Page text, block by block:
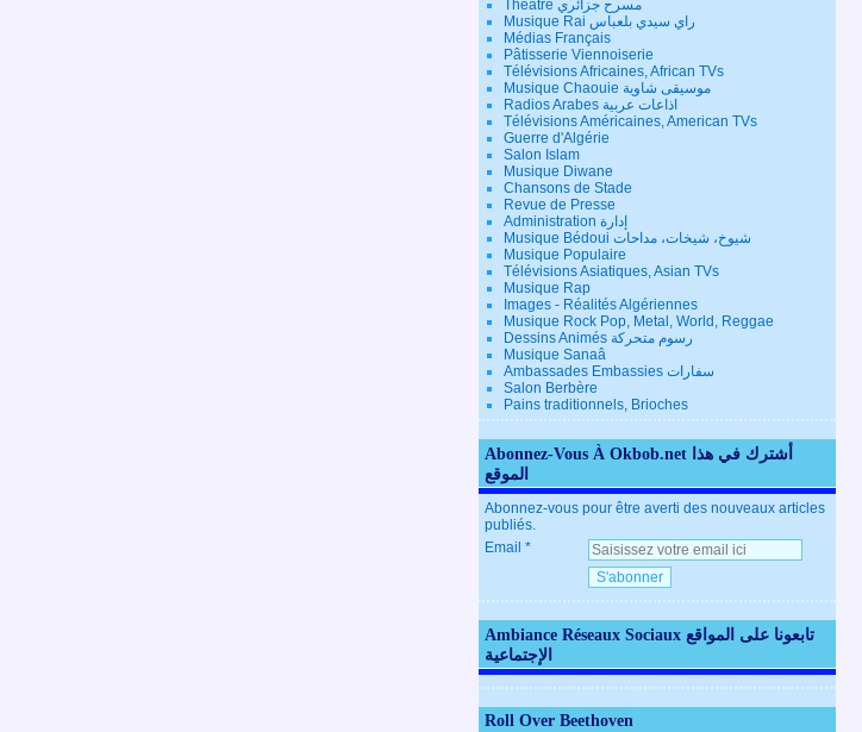
Théâtre مسرح جزائري
Musique Rai راي سيدي بلعباس
Médias Français
Pâtisserie Viennoiserie
Télévisions Africaines, African TVs
Musique Chaouie موسيقى شاوية
Radios Arabes اذاعات عربية
Télévisions Américaines, American TVs
Guerre d'Algérie
Salon Islam
Musique Diwane
Chansons de Stade
Revue de Presse
Administration إدارة
Musique Bédoui شيوخ، شيخات، مداحات
Musique Populaire
Télévisions Asiatiques, Asian TVs
Musique Rap
Images - Réalités Algériennes
Musique Rock Pop, Metal, World, Reggae
Dessins Animés رسوم متحركة
Musique Sanaâ
Ambassades Embassies سفارات
Salon Berbère
Pains traditionnels, Brioches
Abonnez-Vous À Okbob.net أشترك في هذا
الموقع
Abonnez-vous pour être averti des nouveaux articles
publiés.
Email
Ambiance Réseaux Sociaux تابعونا على المواقع
الإجتماعية
Roll Over Beethoven